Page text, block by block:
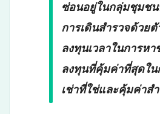
ซ่อนอยู่ในกลุ่มชุมช
การเดินสำรวจด้วยตั
ลงทุนเวลาในการห
ลงทุนที่คุ้มค่าที่สุดใน
เช่าที่ใช่และคุ้มค่าส